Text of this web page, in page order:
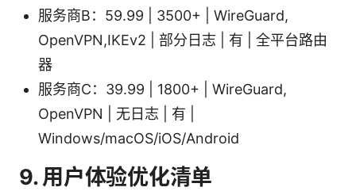
服务商B：59.99 | 3500+ | WireGuard,
OpenVPN,IKEv2 | 部分日志 | 有 | 全平台路由
器
服务商C：39.99 | 1800+ | WireGuard,
OpenVPN | 无日志 | 有 |
Windows/macOS/iOS/Android
9. 用户体验优化清单